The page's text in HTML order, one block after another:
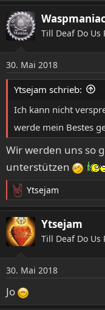
a
k
t
i
o
n
e
n
Waspmaniac
Till Deaf Do Us
30. Mai 2018
Ytsejam schrieb:
Ich kann nicht
werde mein Bestes
Wir werden uns so
unterstützen
R
e
a
k
t
n
e
n
Ytsejam
Ytsejam
Till Deaf Do Us
30. Mai 2018
Jo